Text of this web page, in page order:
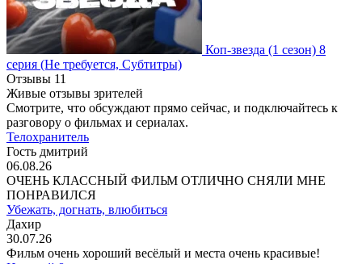
Коп-звезда (1 сезон) 8
серия (Не требуется, Субтитры)
Отзывы 11
Живые отзывы зрителей
Смотрите, что обсуждают прямо сейчас, и подключайтесь к
разговору о фильмах и сериалах.
Телохранитель
Гость дмитрий
06.08.26
ОЧЕНЬ КЛАССНЫЙ ФИЛЬМ ОТЛИЧНО СНЯЛИ МНЕ
ПОНРАВИЛСЯ
Убежать, догнать, влюбиться
Дахир
30.07.26
Фильм очень хороший весёлый и места очень красивые!